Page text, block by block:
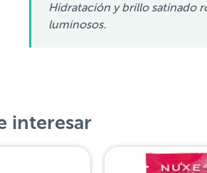
Hidratación y brillo satinado
luminosos.
interesar